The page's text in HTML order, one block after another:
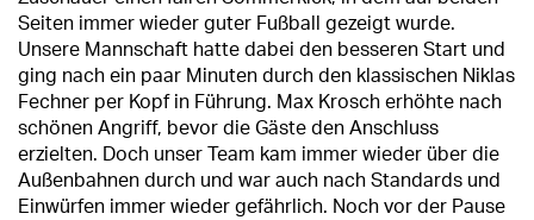
Seiten immer wieder guter Fußball gezeigt wurde.
Unsere Mannschaft hatte dabei den besseren Start und
ging nach ein paar Minuten durch den klassischen Niklas
Fechner per Kopf in Führung. Max Krosch erhöhte nach
schönen Angriff, bevor die Gäste den Anschluss
erzielten. Doch unser Team kam immer wieder über die
Außenbahnen durch und war auch nach Standards und
Einwürfen immer wieder gefährlich. Noch vor der Pause